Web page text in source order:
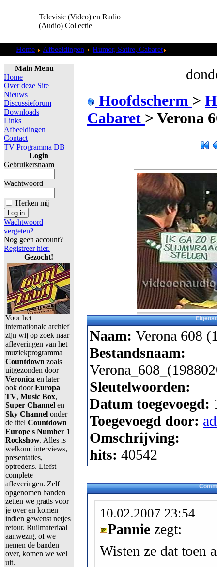
Televisie (Video) en Radio
(Audio) Collectie
Home Afbeeldingen Humor, Satire, Cabaret
Main Menu
Home
Over deze Site
Nieuws
Discussieforum
Downloads
Links
Afbeeldingen
Contact
TV Programma DB
Login
Gebruikersnaam
Wachtwoord
Herken mij
Wachtwoord
vergeten?
Nog geen account?
Registreer hier.
Gezocht!
Voor het
internationale archief
zijn wij op zoek naar
afleveringen van het
muziekprogramma
Countdown zoals
uitgezonden door
Veronica en later
ook doorEuropa
TV, Music Box,
Super Channel en
Sky Channel onder
de titel Countdown
Europe's Number 1
Rockshow. Alles is
welkom; interviews,
presentaties,
optredens. Liefst
complete
afleveringen. Zelf
opgenomen banden
zetten we gratis voor
je over en komen
indien gewenst netjes
retour. Ruilmateriaal
aanwezig, of we
nemen de banden
over, komen we wel
uit.
Hoofdscherm >
Cabaret > Verona
Naam: Verona 608
Bestandsnaam:
Sleutelwoorden:
Datum toegevoegd:
Toegevoegd door:
Omschrijving:
hits: 40542
10.02.2007 23:54
Pannie zegt:
Wisten ze dat toen